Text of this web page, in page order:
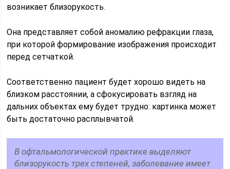
возникает близорукость.
Она представляет собой аномалию рефракции глаза,
при которой формирование изображения происходит
перед сетчаткой.
Соответственно пациент будет хорошо видеть на
близком расстоянии, а сфокусировать взгляд на
дальних объектах ему будет трудно: картинка может
быть достаточно расплывчатой.
В офтальмологической практике выделяют
близорукость трех степеней, заболевание имеет